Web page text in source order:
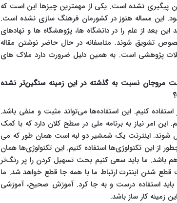
پیگیری نشده است. یکی از مهمترین چیزها این است که
این مساله هنوز در کشورمان فرهنگ سازی نشده است.
بعد از علم را در دانشگاه ها، پژوهشگاه ها و نهادهای
تشویق شوند. متاسفانه در حال حاضر نوشتن مقاله
پژوهشی است. به همین دلیل ضرورت دارد ملاک های
مروجان نسبت به گذشته در این زمینه سنگین‌تر نشده
کنیم. این استفاده‌ها می‌تواند مثبت و منفی باشد.
امر نیاز به برنامه ملی در سطح کلان دارد که با کمک
شوند. اینترنت یک شمشیر دو لبه است همان طور که می
از این تکنولوژی‌ها استفاده کنیم. این تکنولوژی‌ها همان
باشد. ما باید سعی کنیم بحث تسهیل کردن را پر رنگ‌تر
شدن اینترت ارتباط ما با همه جا قطع خواهد شد. ما
باید استفاده درست و به جا کرد. آموزش صحیح، آموزشی
زمینه کار ساز باشد.